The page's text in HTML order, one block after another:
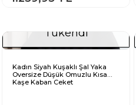
Tükendi
Kadın Siyah Kuşaklı Şal Yaka
Oversize Düşük Omuzlu Kısa
Kaşe Kaban Ceket